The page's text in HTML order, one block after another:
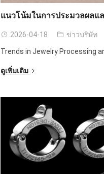
แนวโน้มในการประมวลผลแ
2026-04-18 ข่าวบริษัท
Trends in Jewelry Processing
ดูเพิ่มเติม